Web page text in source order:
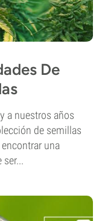
De
a nuestros años
de semillas
una
ser...